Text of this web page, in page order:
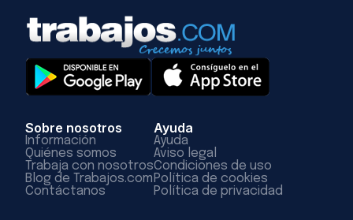
Sobre nosotros
Información
Quiénes somos
Trabaja con nosotros
Blog de Trabajos.com
Contáctanos
Ayuda
Ayuda
Aviso legal
Condiciones de uso
Política de cookies
Política de privacidad